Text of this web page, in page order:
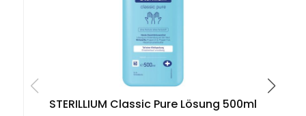
STERILLIUM Classic Pure Lösung 500ml